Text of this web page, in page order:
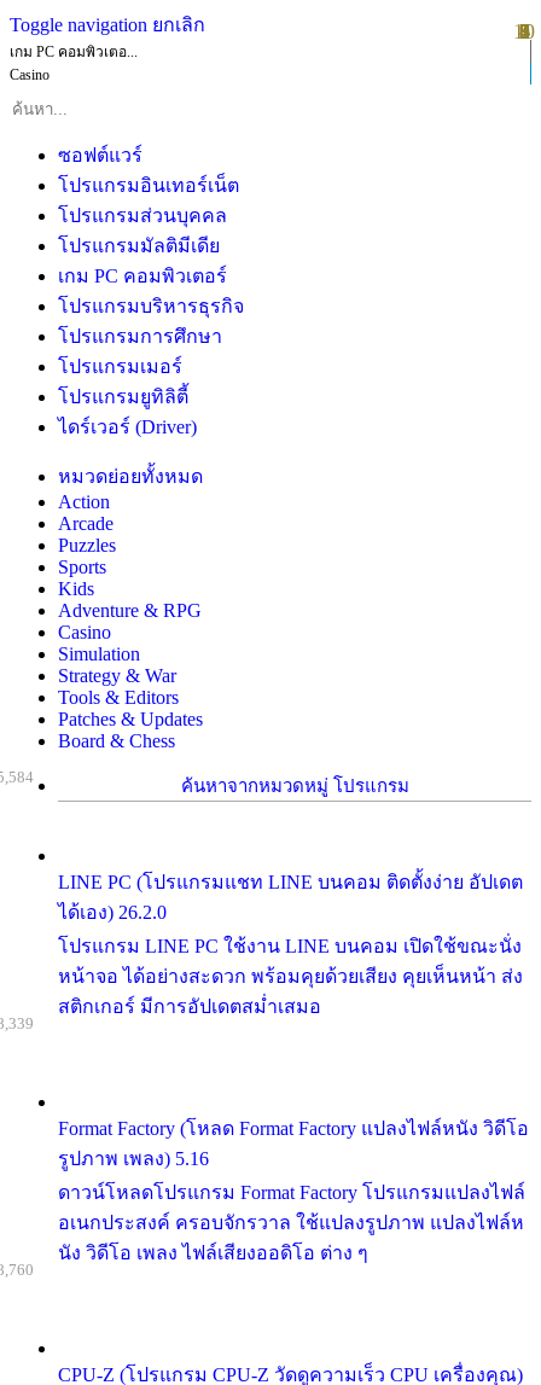
Toggle navigation ยกเลิก
เกม PC คอมพิวเตอ...
Casino
ซอฟต์แวร์
โปรแกรมอินเทอร์เน็ต
โปรแกรมส่วนบุคคล
โปรแกรมมัลติมีเดีย
เกม PC คอมพิวเตอร์
โปรแกรมบริหารธุรกิจ
โปรแกรมการศึกษา
โปรแกรมเมอร์
โปรแกรมยูทิลิตี้
ไดร์เวอร์ (Driver)
หมวดย่อยทั้งหมด
Action
Arcade
Puzzles
Sports
Kids
Adventure & RPG
Casino
Simulation
Strategy & War
Tools & Editors
Patches & Updates
Board & Chess
ค้นหาจากหมวดหมู่ โปรแกรม
LINE PC (โปรแกรมแชท LINE บนคอม ติดตั้งง่าย อัปเดต
ได้เอง) 26.2.0
โปรแกรม LINE PC ใช้งาน LINE บนคอม เปิดใช้ขณะนั่ง
หน้าจอ ได้อย่างสะดวก พร้อมคุยด้วยเสียง คุยเห็นหน้า ส่ง
สติกเกอร์ มีการอัปเดตสม่ำเสมอ
Format Factory (โหลด Format Factory แปลงไฟล์หนัง วิดีโอ
รูปภาพ เพลง) 5.16
ดาวน์โหลดโปรแกรม Format Factory โปรแกรมแปลงไฟล์
อเนกประสงค์ ครอบจักรวาล ใช้แปลงรูปภาพ แปลงไฟล์ห
นัง วิดีโอ เพลง ไฟล์เสียงออดิโอ ต่าง ๆ
CPU-Z (โปรแกรม CPU-Z วัดดูความเร็ว CPU เครื่องคุณ)
1
2
3
4
5
6
7
8
9
10